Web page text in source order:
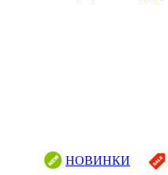
НОВИНКИ